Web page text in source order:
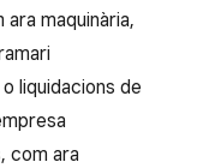
ara maquinària,
o liquidacions de
com ara